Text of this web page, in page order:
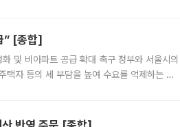
” [종합]
및 비아파트 공급 확대 촉구 정부와 서울시의
택자 등의 세 부담을 높여 수요를 억제하는 카